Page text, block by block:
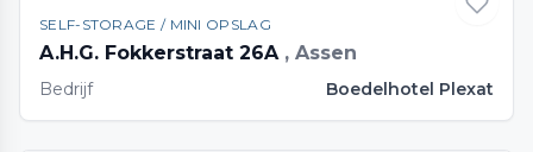
SELF-STORAGE / MINI OPSLAG
A.H.G. Fokkerstraat 26A , Assen
Bedrijf Boedelhotel Plexat